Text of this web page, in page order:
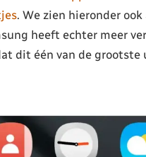
. We zien hieronder
heeft echter meer
dit één van de grootste